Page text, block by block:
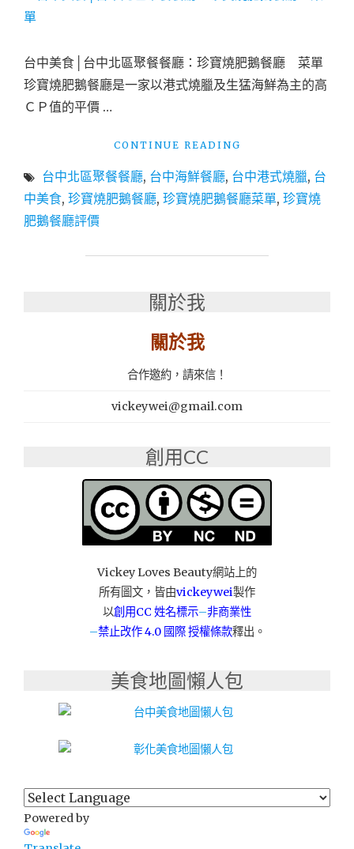
台中美食│台中北區聚餐餐廳：珍寶燒肥鵝餐廳 菜單
珍寶燒肥鵝餐廳是一家以港式燒臘及生猛海鮮為主的高
ＣＰ值的平價 …
CONTINUE READING
美
食
肥
菜
單"
台中北區聚餐餐廳, 台中海鮮餐廳, 台中港式燒臘, 台
中美食, 珍寶燒肥鵝餐廳, 珍寶燒肥鵝餐廳菜單, 珍寶燒
肥鵝餐廳評價
關於我
關於我
合作邀約，請來信！
vickeywei@gmail.com
創用CC
Vickey Loves Beauty網站上的
所有圖文，皆由vickeywei製作
以創用CC 姓名標示–非商業性
–禁止改作4.0 國際 授權條款釋出。
美食地圖懶人包
Powered by